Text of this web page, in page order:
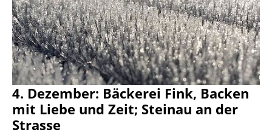
4. Dezember: Bäckerei Fink, Backen
mit Liebe und Zeit; Steinau an der
Strasse